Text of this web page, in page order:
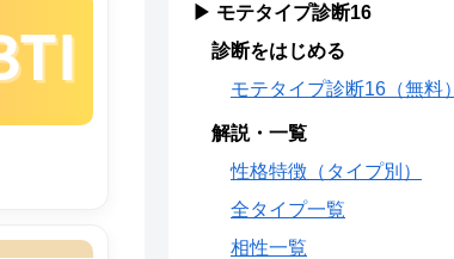
▶ モテタイプ診断16
診断をはじめる
モテタイプ診断16（無料）
解説・一覧
性格特徴（タイプ別）
全タイプ一覧
相性一覧